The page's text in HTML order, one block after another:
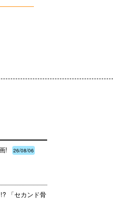
! 26/08/06
「セカンド骨